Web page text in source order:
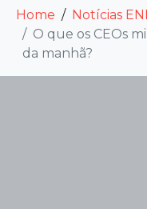
Home
Notícias
O que os CEOs
da manhã?